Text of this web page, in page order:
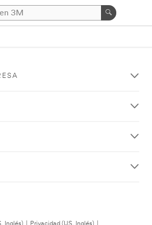
Inglés) Privacidad (US, Inglés)